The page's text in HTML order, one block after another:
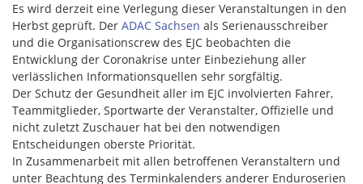
Es wird derzeit eine Verlegung dieser Veranstaltungen in den
Herbst geprüft. Der ADAC Sachsen als Serienausschreiber
und die Organisationscrew des EJC beobachten die
Entwicklung der Coronakrise unter Einbeziehung aller
verlässlichen Informationsquellen sehr sorgfältig.
Der Schutz der Gesundheit aller im EJC involvierten Fahrer,
Teammitglieder, Sportwarte der Veranstalter, Offizielle und
nicht zuletzt Zuschauer hat bei den notwendigen
Entscheidungen oberste Priorität.
In Zusammenarbeit mit allen betroffenen Veranstaltern und
unter Beachtung des Terminkalenders anderer Enduroserien